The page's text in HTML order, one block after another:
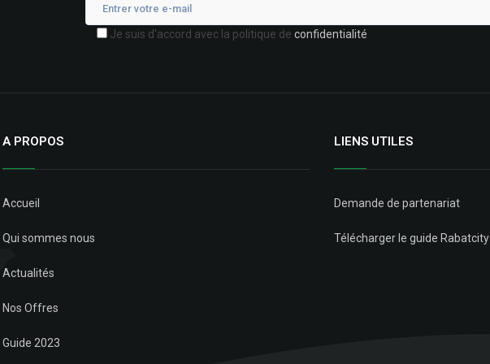
Je suis d'accord avec la politique de confidentialité
A PROPOS
Accueil
Qui sommes nous
Actualités
Nos Offres
Guide 2023
LIENS UTILES
Demande de partenariat
Télécharger le guide Rabatcity